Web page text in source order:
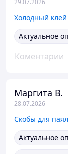
29.07.2026
Актуальное
Коментарии
Маргита В.
28.07.2026
Скобы для
Актуальное